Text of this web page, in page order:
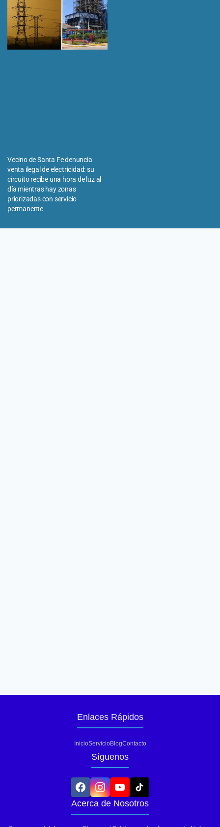
Vecino de Santa Fe denuncia
venta ilegal de electricidad: su
circuito recibe una hora de luz al
día mientras hay zonas
priorizadas con servicio
permanente
Enlaces Rápidos
InicioServicioBlogContacto
Síguenos
Acerca de Nosotros